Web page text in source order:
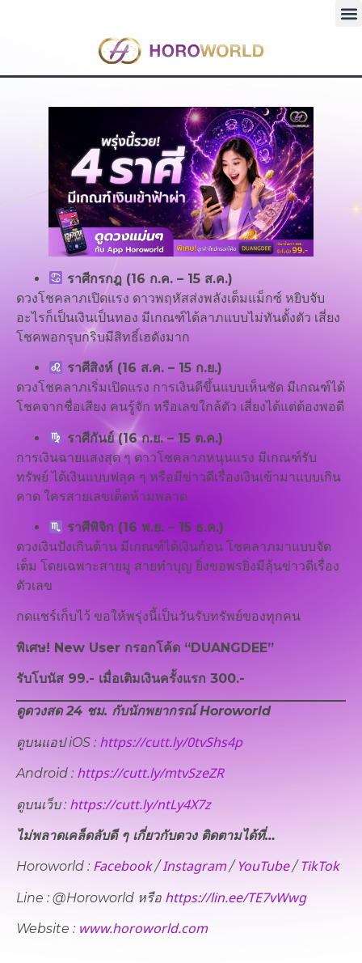
ราศีกรกฎ (16 ก.ค. – 15 ส.ค.)
ดวงโชคลาภเปิดแรง ดาวพฤหัสส่งพลังเต็มแม็กซ์ หยิบจับ
อะไรก็เป็นเงินเป็นทอง มีเกณฑ์ได้ลาภแบบไม่ทันตั้งตัว เสี่ยง
โชคพอกรุบกริบมีสิทธิ์เฮดังมาก
ราศีสิงห์ (16 ส.ค. – 15 ก.ย.)
ดวงโชคลาภเริ่มเปิดแรง การเงินดีขึ้นแบบเห็นชัด มีเกณฑ์ได้
โชคจากชื่อเสียง คนรู้จัก หรือเลขใกล้ตัว เสี่ยงได้แต่ต้องพอดี
ราศีกันย์ (16 ก.ย. – 15 ต.ค.)
การเงินฉายแสงสุด ๆ ดาวโชคลาภหนุนแรง มีเกณฑ์รับ
ทรัพย์ ได้เงินแบบฟลุค ๆ หรือมีข่าวดีเรื่องเงินเข้ามาแบบเกิน
คาด ใครสายเลขเด็ดห้ามพลาด
ราศีพิจิก (16 พ.ย. – 15 ธ.ค.)
ดวงเงินปังเกินต้าน มีเกณฑ์ได้เงินก้อน โชคลาภมาแบบจัด
เต็ม โดยเฉพาะสายมู สายทำบุญ ยิ่งขอพรยิ่งมีลุ้นข่าวดีเรื่อง
ตัวเลข
กดแชร์เก็บไว้ ขอให้พรุ่งนี้เป็นวันรับทรัพย์ของทุกคน
พิเศษ! New User กรอกโค้ด “DUANGDEE”
รับโบนัส 99.- เมื่อเติมเงินครั้งแรก 300.-
ดูดวงสด 24 ชม. กับนักพยากรณ์ Horoworld
ดูบนแอป iOS : https://cutt.ly/0tvShs4p
Android : https://cutt.ly/mtvSzeZR
ดูบนเว็บ​ : https://cutt.ly/ntLy4X7z
ไม่พลาดเคล็ดลับดี ๆ เกี่ยวกับดวง ติดตามได้ที่…
Horoworld : Facebook/Instagram/ YouTube/ TikTok
Line : @Horoworld หรือ https://lin.ee/TE7vWwg
Website : www.horoworld.com